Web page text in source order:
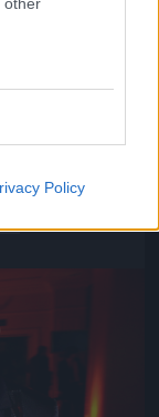
Policy